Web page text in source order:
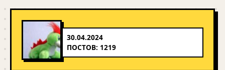
30.04.2024
ПОСТОВ: 1219